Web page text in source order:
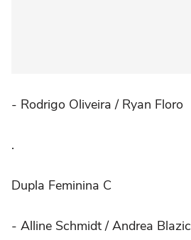
- Rodrigo Oliveira / Ryan Floro
.⠀
Dupla Feminina C
- Alline Schmidt / Andrea Blazic